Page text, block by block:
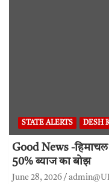
STATE ALERTS DESH
Good News -
50% ब्याज का बोझ
June 28, 2026